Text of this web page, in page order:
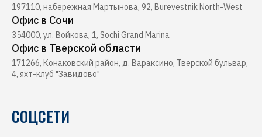
197110, набережная Мартынова, 92, Burevestnik North-West
Офис в Сочи
354000, ул. Войкова, 1, Sochi Grand Marina
Офис в Тверской области
171266, Конаковский район, д. Вараксино, Тверской бульвар,
4, яхт-клуб "Завидово"
СОЦСЕТИ